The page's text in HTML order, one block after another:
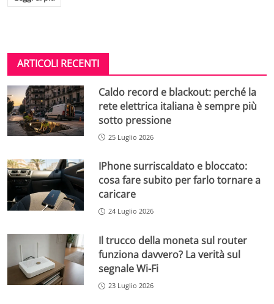
ARTICOLI RECENTI
Caldo record e blackout: perché la
rete elettrica italiana è sempre più
sotto pressione
25 Luglio 2026
IPhone surriscaldato e bloccato:
cosa fare subito per farlo tornare a
caricare
24 Luglio 2026
Il trucco della moneta sul router
funziona davvero? La verità sul
segnale Wi-Fi
23 Luglio 2026